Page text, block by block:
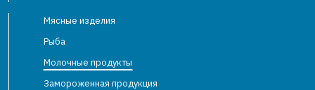
Мясные изделия
Рыба
Молочные продукты
Замороженная продукция